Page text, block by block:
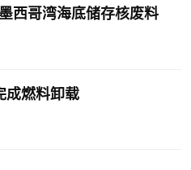
西哥湾海底储存核废料
成燃料卸载